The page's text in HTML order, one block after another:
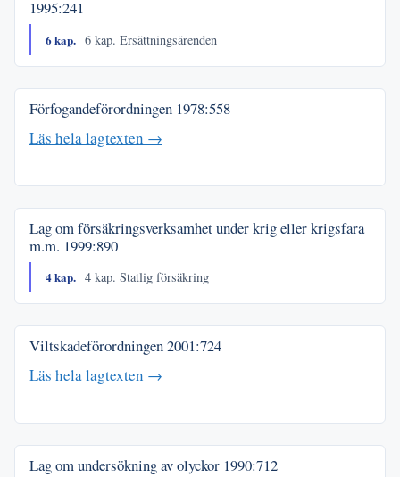
1995:241
6 kap. 6 kap. Ersättningsärenden
Förfogandeförordningen 1978:558
Läs hela lagtexten →
Lag om försäkringsverksamhet under krig eller krigsfara
m.m. 1999:890
4 kap. 4 kap. Statlig försäkring
Viltskadeförordningen2001:724
Läs hela lagtexten →
Lag om undersökning av olyckor 1990:712